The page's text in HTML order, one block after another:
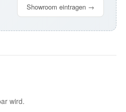
Showroom eintragen →
wird.